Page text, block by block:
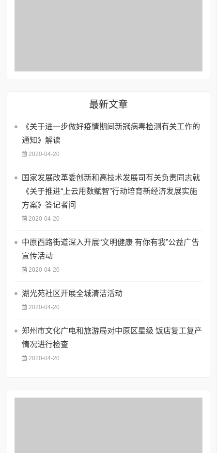
最新文章
《关于进一步做好疫情期间新冠病毒检测有关工作的
通知》解读
2020-04-20
国家发展改革委创新和高技术发展司有关负责同志就
《关于推进“上云用数赋智”行动培育新经济发展实施
方案》答记者问
2020-04-20
中原西路街道深入开展“文明健康 有你有我”公益广告
宣传活动
2020-04-20
湖光苑社区开展全城清洁活动
2020-04-20
郑州市文化广电和旅游局对中原区星级 饭店复工复产
情况进行检查
2020-04-20